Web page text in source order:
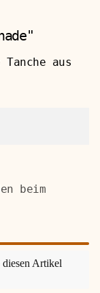
aus
beim
Artikel